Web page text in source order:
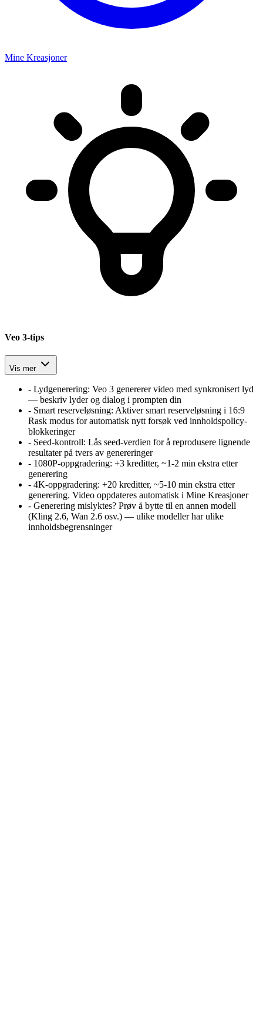
Mine Kreasjoner
Veo 3-tips
Vis mer
- Lydgenerering: Veo 3 genererer video med synkronisert lyd
— beskriv lyder og dialog i prompten din
- Smart reserveløsning: Aktiver smart reserveløsning i 16:9
Rask modus for automatisk nytt forsøk ved innholdspolicy-
blokkeringer
- Seed-kontroll: Lås seed-verdien for å reprodusere lignende
resultater på tvers av genereringer
- 1080P-oppgradering: +3 kreditter, ~1-2 min ekstra etter
generering
- 4K-oppgradering: +20 kreditter, ~5-10 min ekstra etter
generering. Video oppdateres automatisk i Mine Kreasjoner
- Generering mislyktes? Prøv å bytte til en annen modell
(Kling 2.6, Wan 2.6 osv.) — ulike modeller har ulike
innholdsbegrensninger